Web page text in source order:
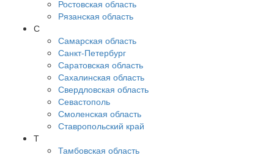
Ростовская область
Рязанская область
С
Самарская область
Санкт-Петербург
Саратовская область
Сахалинская область
Свердловская область
Севастополь
Смоленская область
Ставропольский край
Т
Тамбовская область